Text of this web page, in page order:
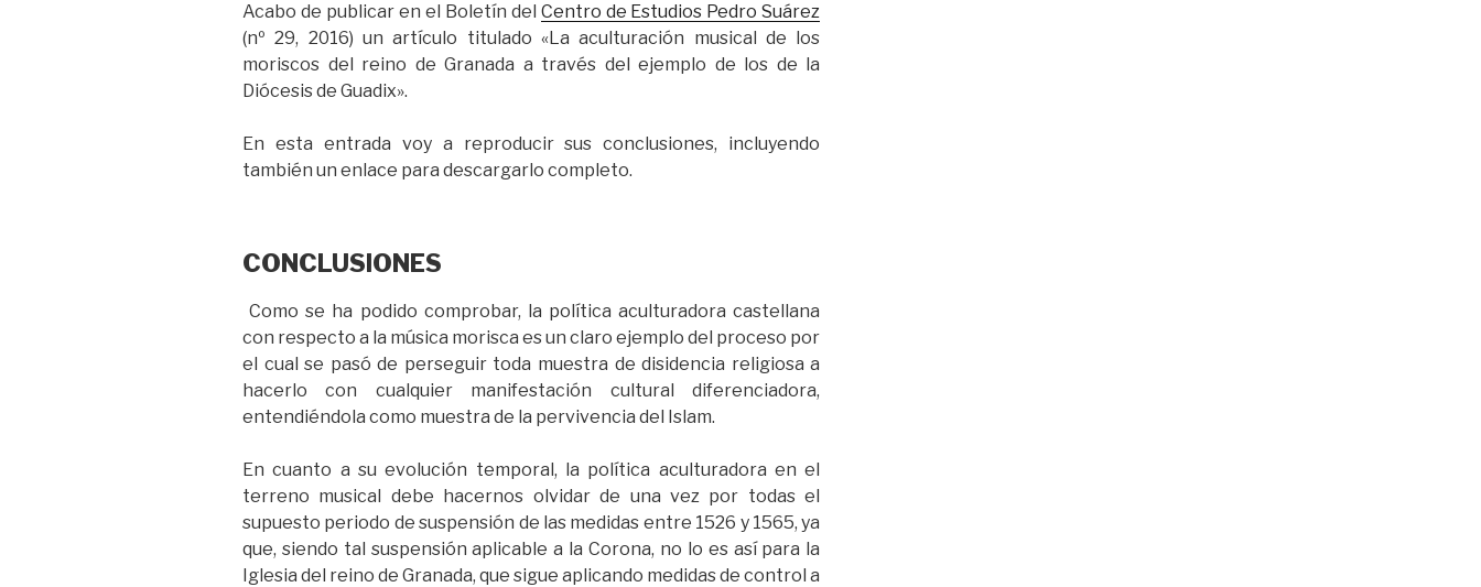
Acabo de publicar en el Boletín del Centro de Estudios Pedro Suárez
(nº 29, 2016) un artículo titulado «La aculturación musical de los
moriscos del reino de Granada a través del ejemplo de los de la
Diócesis de Guadix».
En esta entrada voy a reproducir sus conclusiones, incluyendo
también un enlace para descargarlo completo.
CONCLUSIONES
Como se ha podido comprobar, la política aculturadora castellana
con respecto a la música morisca es un claro ejemplo del proceso por
el cual se pasó de perseguir toda muestra de disidencia religiosa a
hacerlo con cualquier manifestación cultural diferenciadora,
entendiéndola como muestra de la pervivencia del Islam.
En cuanto a su evolución temporal, la política aculturadora en el
terreno musical debe hacernos olvidar de una vez por todas el
supuesto periodo de suspensión de las medidas entre 1526 y 1565, ya
que, siendo tal suspensión aplicable a la Corona, no lo es así para la
Iglesia del reino de Granada, que sigue aplicando medidas de control a